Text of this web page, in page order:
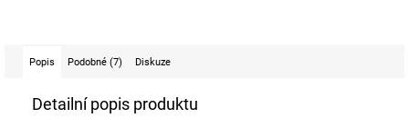
Popis Podobné (7) Diskuze
Detailní popis produktu